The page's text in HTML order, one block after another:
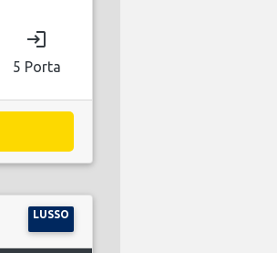
login
5 Porta
LUSSO